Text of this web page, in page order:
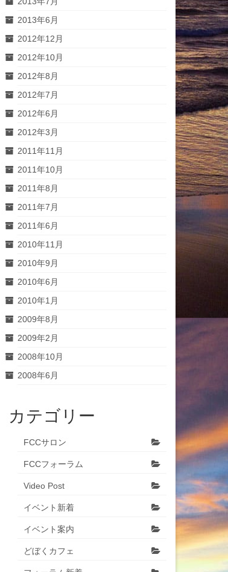
2013年6月
2012年12月
2012年10月
2012年8月
2012年7月
2012年6月
2012年3月
2011年11月
2011年10月
2011年8月
2011年7月
2011年6月
2010年11月
2010年9月
2010年6月
2010年1月
2009年8月
2009年2月
2008年10月
2008年6月
カテゴリー
FCCサロン
FCCフォーラム
Video Post
イベント新着
イベント案内
どぼくカフェ